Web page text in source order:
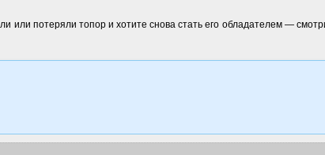
потеряли топор и хотите снова стать его обладателем —